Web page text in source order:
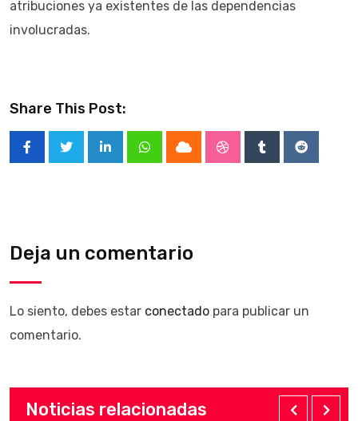
atribuciones ya existentes de las dependencias
involucradas.
Share This Post:
LinkedInWhatsappCloud StumbleUpon
TumblrReddit
Deja un comentario
Lo siento, debes estar conectado para publicar un
comentario.
Noticias relacionadas